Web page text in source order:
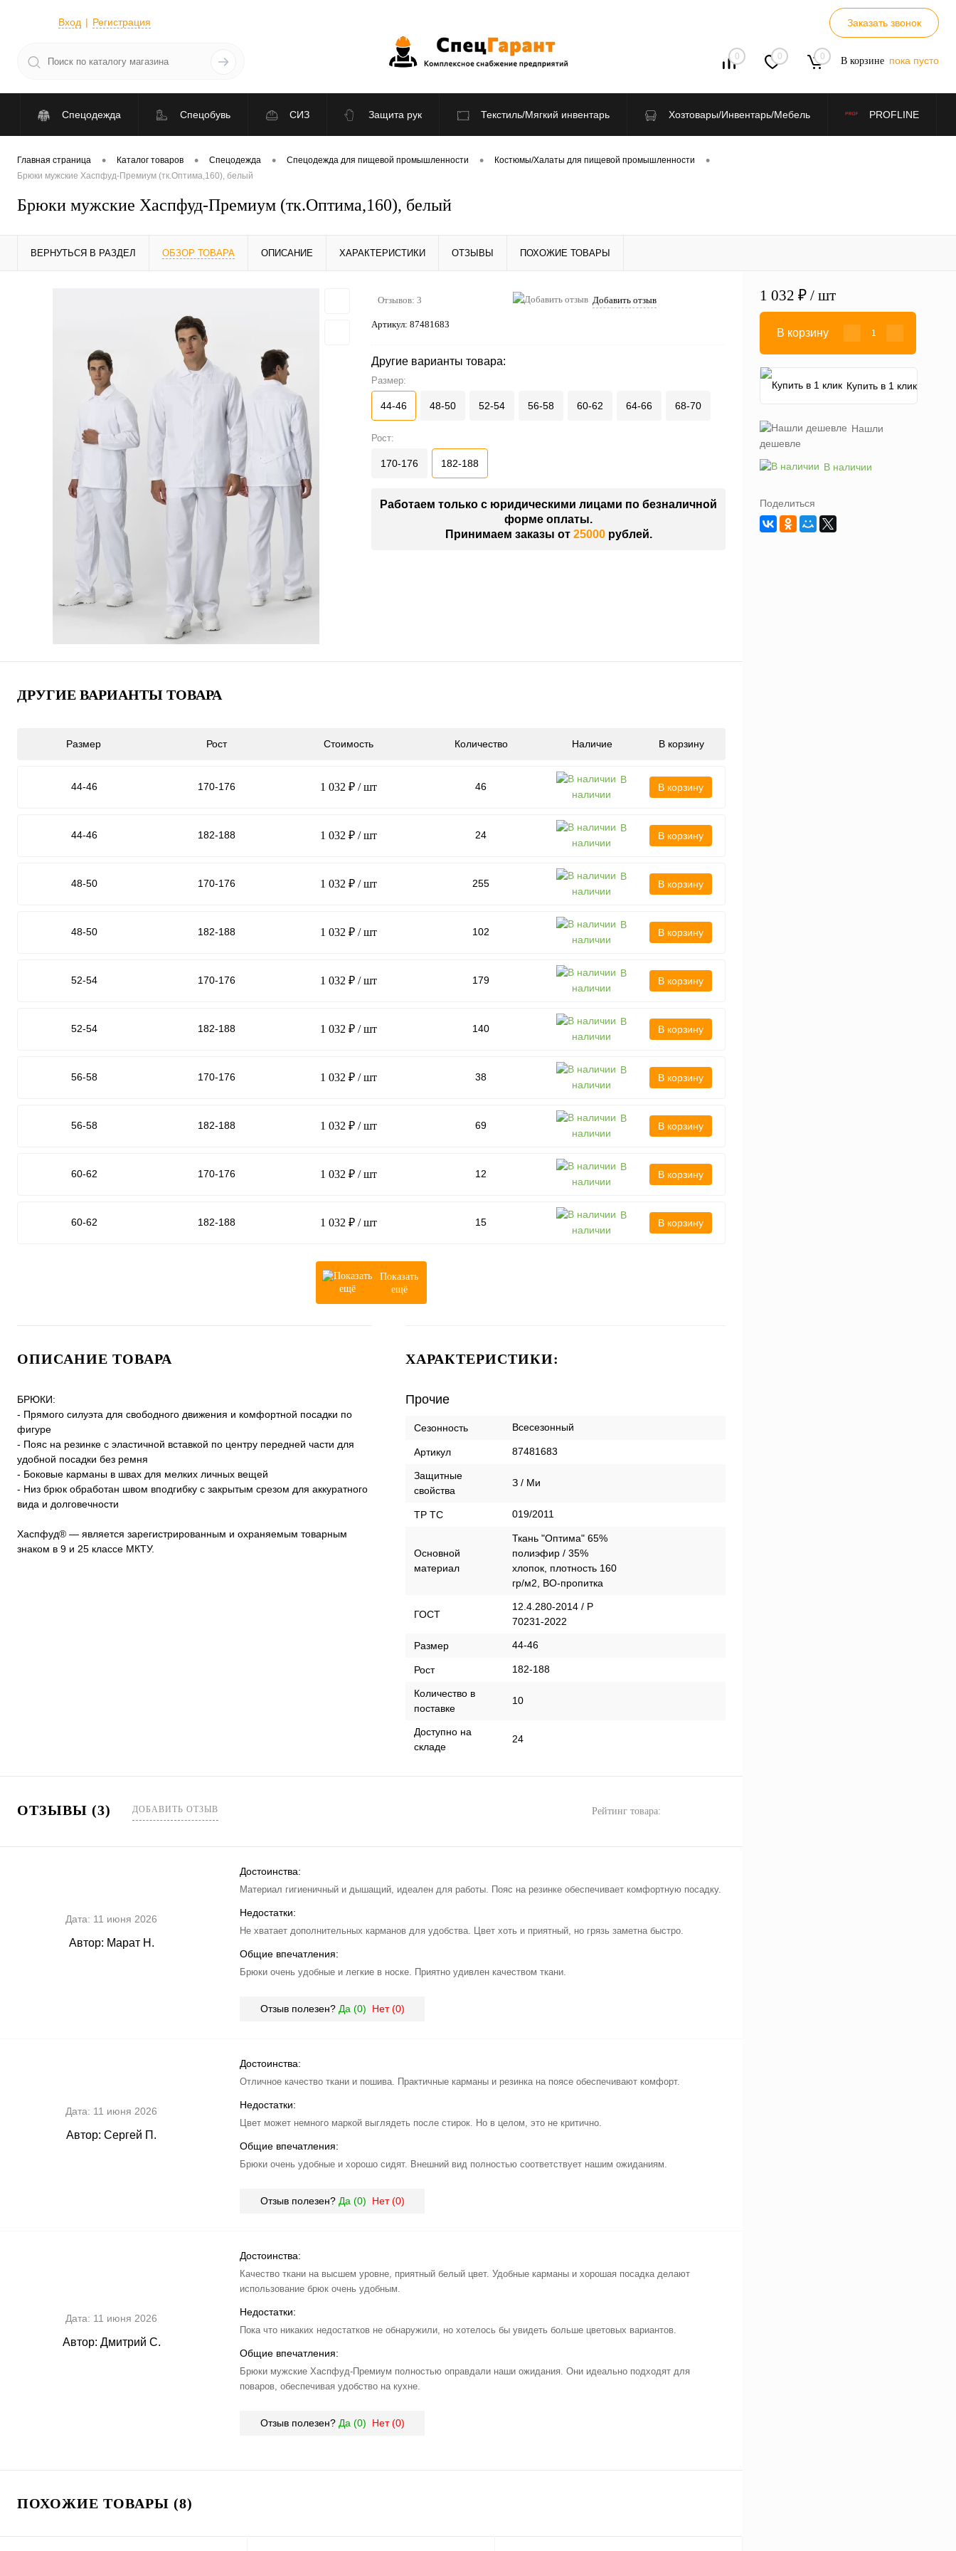
Вход Регистрация Заказать звонок
0 0 0 В корзине пока пусто
Спецодежда Спецобувь СИЗ Защита рук Текстиль/Мягкий инвентарь Хозтовары/Инвентарь/Мебель PROFLINE
По отраслям Распродажа
Главная страница • Каталог товаров • Спецодежда • Спецодежда для пищевой промышленности • Костюмы/Халаты для пищевой промышленности •
Брюки мужские Хаспфуд-Премиум (тк.Оптима,160), белый
Брюки мужские Хаспфуд-Премиум (тк.Оптима,160), белый
ВЕРНУТЬСЯ В РАЗДЕЛ ОБЗОР ТОВАРА ОПИСАНИЕ ХАРАКТЕРИСТИКИ ОТЗЫВЫ ПОХОЖИЕ ТОВАРЫ
Отзывов: 3 Добавить отзыв
Артикул: 87481683
Другие варианты товара:
Размер:
44-46 48-50 52-54 56-58 60-62 64-66 68-70
Рост:
170-176 182-188
Работаем только с юридическими лицами по безналичной
форме оплаты.
Принимаем заказы от 25000рублей.
ДРУГИЕ ВАРИАНТЫ ТОВАРА
Размер Рост Стоимость Количество Наличие В корзину
44-46 170-176 1 032 ₽ / шт 46
В
наличии
В корзину
44-46 182-188 1 032 ₽ / шт 24
В
наличии
В корзину
48-50 170-176 1 032 ₽ / шт 255
В
наличии
В корзину
48-50 182-188 1 032 ₽ / шт 102
В
наличии
В корзину
52-54 170-176 1 032 ₽ / шт 179
В
наличии
В корзину
52-54 182-188 1 032 ₽ / шт 140
В
наличии
В корзину
56-58 170-176 1 032 ₽ / шт 38
В
наличии
В корзину
56-58 182-188 1 032 ₽ / шт 69
В
наличии
В корзину
60-62 170-176 1 032 ₽ / шт 12
В
наличии
В корзину
60-62 182-188 1 032 ₽ / шт 15
В
наличии
В корзину
Показать
ещё
ОПИСАНИЕ ТОВАРА
БРЮКИ:
- Прямого силуэта для свободного движения и комфортной посадки по
фигуре
- Пояс на резинке с эластичной вставкой по центру передней части для
удобной посадки без ремня
- Боковые карманы в швах для мелких личных вещей
- Низ брюк обработан швом вподгибку с закрытым срезом для аккуратного
вида и долговечности
Хаспфуд® — является зарегистрированным и охраняемым товарным
знаком в 9 и 25 классе МКТУ.
ХАРАКТЕРИСТИКИ:
Прочие
Сезонность Всесезонный
Артикул 87481683
Защитные
свойства
З / Ми
ТР ТС 019/2011
Основной
материал
Ткань "Оптима" 65%
полиэфир / 35%
хлопок, плотность 160
гр/м2, ВО-пропитка
ГОСТ
12.4.280-2014 / Р
70231-2022
Размер 44-46
Рост 182-188
Количество в
поставке
10
Доступно на
складе
24
ОТЗЫВЫ (3) ДОБАВИТЬ ОТЗЫВ Рейтинг товара:
Дата: 11 июня 2026
Автор: Марат Н.
Достоинства:
Материал гигиеничный и дышащий, идеален для работы. Пояс на резинке обеспечивает комфортную посадку.
Недостатки:
Не хватает дополнительных карманов для удобства. Цвет хоть и приятный, но грязь заметна быстро.
Общие впечатления:
Брюки очень удобные и легкие в носке. Приятно удивлен качеством ткани.
Отзыв полезен? Да (0) Нет (0)
Дата: 11 июня 2026
Автор: Сергей П.
Достоинства:
Отличное качество ткани и пошива. Практичные карманы и резинка на поясе обеспечивают комфорт.
Недостатки:
Цвет может немного маркой выглядеть после стирок. Но в целом, это не критично.
Общие впечатления:
Брюки очень удобные и хорошо сидят. Внешний вид полностью соответствует нашим ожиданиям.
Отзыв полезен? Да (0) Нет (0)
Дата: 11 июня 2026
Автор: Дмитрий С.
Достоинства:
Качество ткани на высшем уровне, приятный белый цвет. Удобные карманы и хорошая посадка делают
использование брюк очень удобным.
Недостатки:
Пока что никаких недостатков не обнаружили, но хотелось бы увидеть больше цветовых вариантов.
Общие впечатления:
Брюки мужские Хаспфуд-Премиум полностью оправдали наши ожидания. Они идеально подходят для
поваров, обеспечивая удобство на кухне.
Отзыв полезен? Да (0) Нет (0)
ПОХОЖИЕ ТОВАРЫ (8)
1 032 ₽ / шт
В корзину
Купить в 1 клик
Нашли
дешевле
В наличии
Поделиться